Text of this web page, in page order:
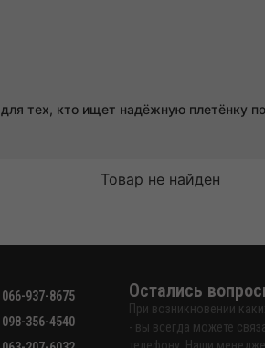
тех, кто ищет надёжную плетёнку
Товар не найден
066-937-8675
098-356-4540
Остались
При возникновении
- вы всегда можете